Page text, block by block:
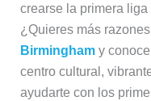
crearse la primera
¿Quieres más
Birminghamy
centro cultural,
ayudarte con los